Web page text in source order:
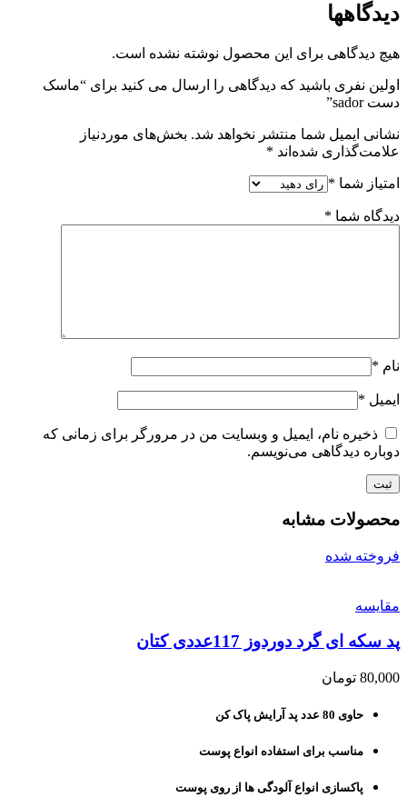
دیدگاهها
هیچ دیدگاهی برای این محصول نوشته نشده است.
اولین نفری باشید که دیدگاهی را ارسال می کنید برای “ماسک
دست sador”
نشانی ایمیل شما منتشر نخواهد شد. بخش‌های موردنیاز
علامت‌گذاری شده‌اند *
امتیاز شما *
دیدگاه شما *
نام *
ایمیل *
ذخیره نام، ایمیل و وبسایت من در مرورگر برای زمانی که
دوباره دیدگاهی می‌نویسم.
محصولات مشابه
فروخته شده
مقايسه
پد سکه ای گرد دوردوز 117عددی کتان
80,000 تومان
حاوی 80 عدد پد آرایش پاک کن
مناسب برای استفاده انواع پوست
پاکسازی انواع آلودگی ها از روی پوست